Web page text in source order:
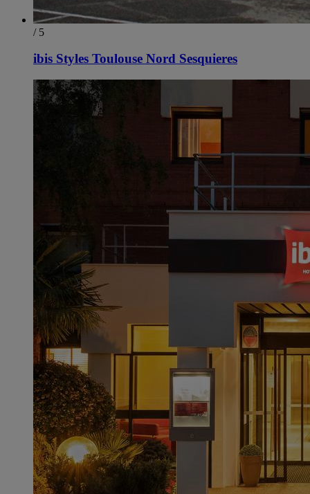
/ 5
ibis Styles Toulouse Nord Sesquieres